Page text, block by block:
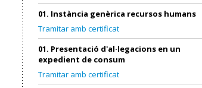
01. Instància genèrica recursos humans
Tramitar amb certificat
01. Presentació d'al·legacions en un
expedient de consum
Tramitar amb certificat